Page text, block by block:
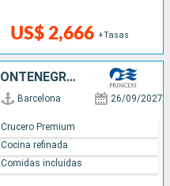
US$ 2,666 +Tasas
FRANCIA, ITALIA, TURQUÍA, MONTENEGRO, GRECIA, ESPAÑA
Barcelona 26/09/2027
Crucero Premium
Cocina refinada
Comidas incluidas